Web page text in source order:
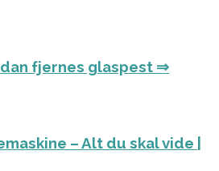
fjernes glaspest ⇒
– Alt du skal vide |